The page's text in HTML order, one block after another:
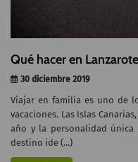
Qué hacer en
30 diciembre 2019
Viajar en familia es uno de
vacaciones. Las Islas
año y la personalidad
destino ide (...)